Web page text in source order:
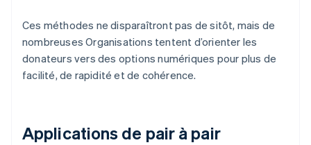
Ces méthodes ne disparaîtront pas de sitôt, mais de
nombreuses Organisations tentent d’orienter les
donateurs vers des options numériques pour plus de
facilité, de rapidité et de cohérence.
Applications de pair à pair